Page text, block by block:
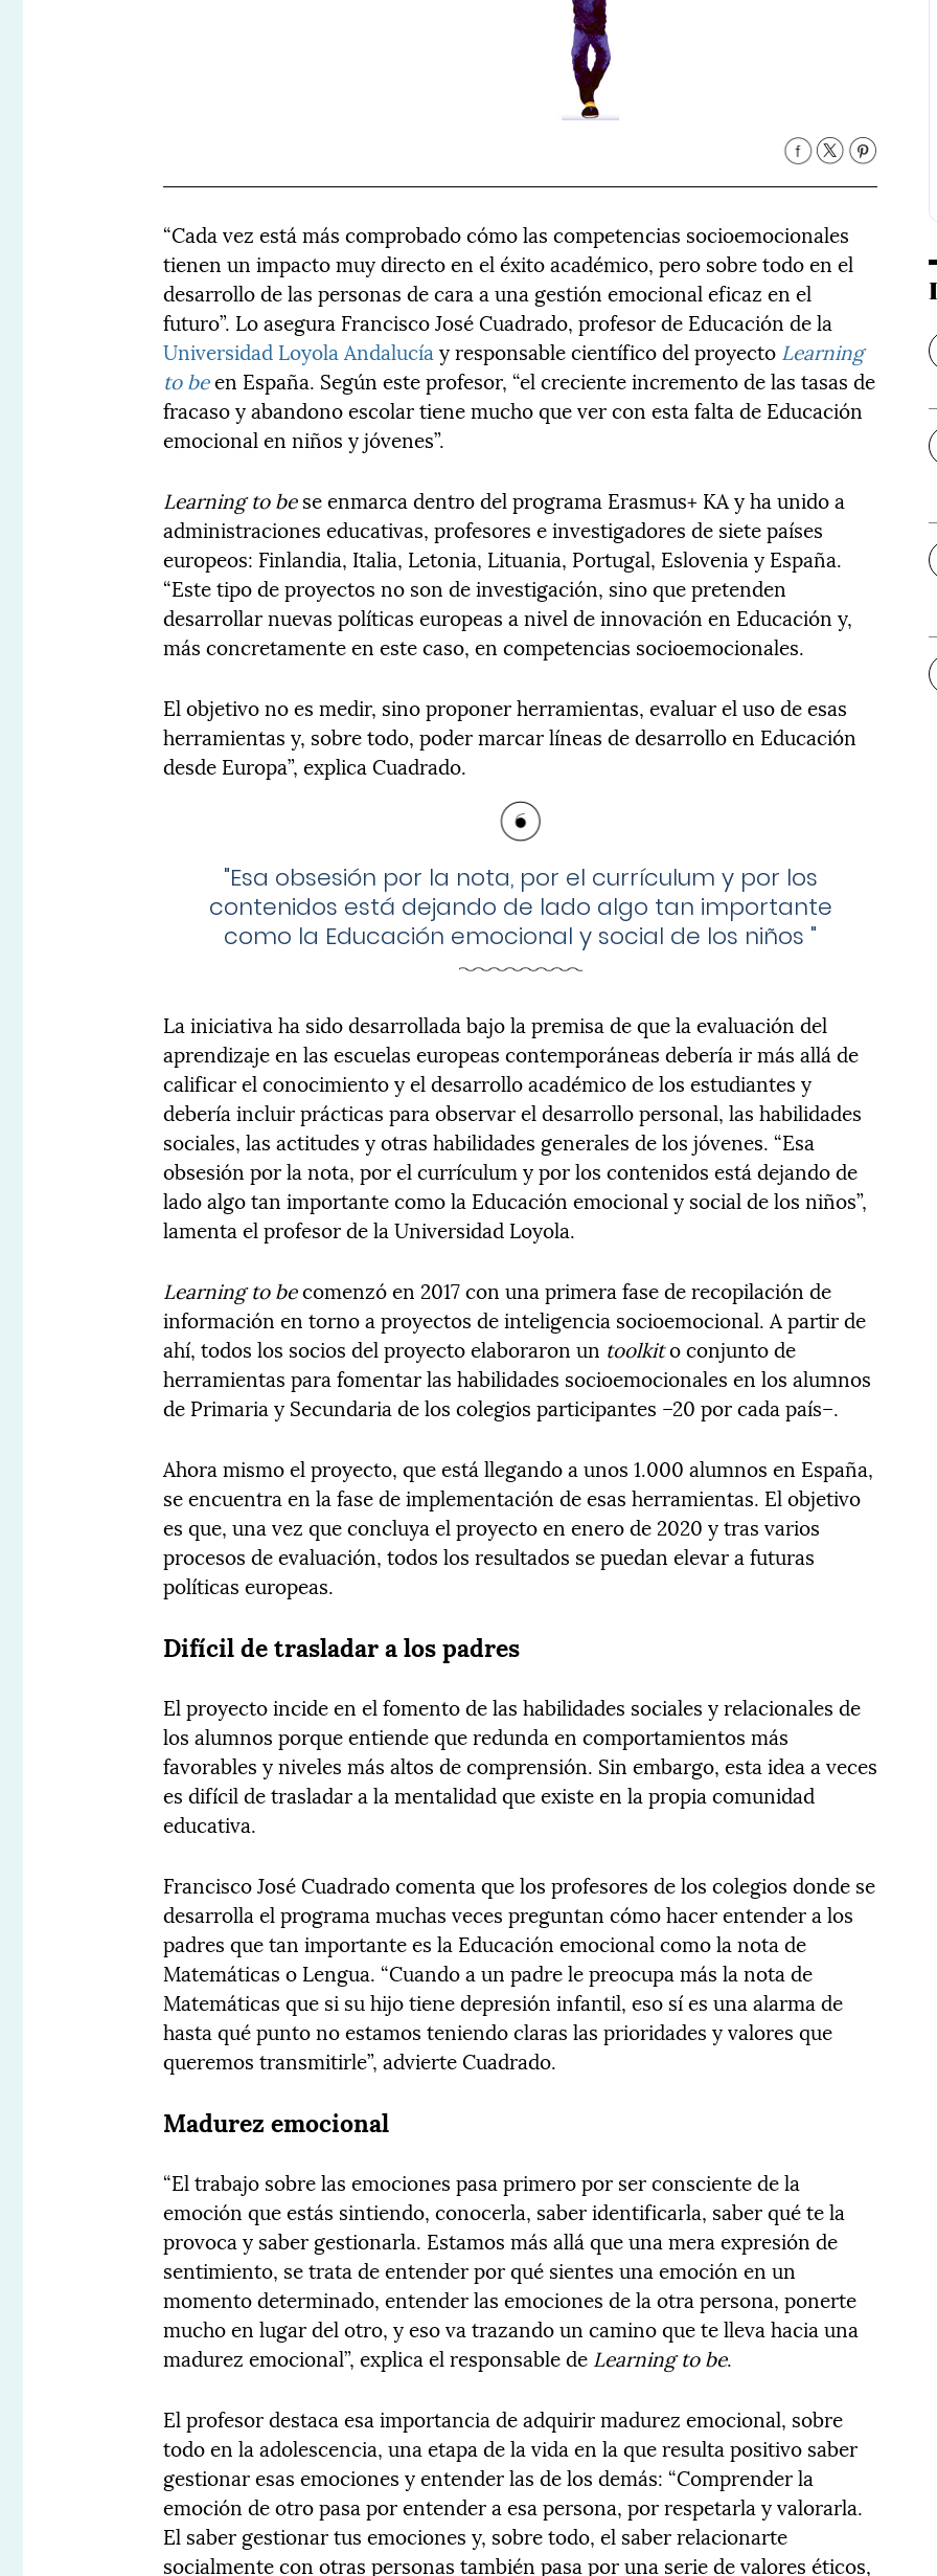
“Cada vez está más comprobado cómo las competencias socioemocionales
tienen un impacto muy directo en el éxito académico, pero sobre todo en el
desarrollo de las personas de cara a una gestión emocional eficaz en el
futuro”. Lo asegura Francisco José Cuadrado, profesor de Educación de la
Universidad Loyola Andalucíay responsable científico del proyecto Learning
to been España. Según este profesor, “el creciente incremento de las tasas de
fracaso y abandono escolar tiene mucho que ver con esta falta de Educación
emocional en niños y jóvenes”.
Learning to bese enmarca dentro del programa Erasmus+ KA y ha unido a
administraciones educativas, profesores e investigadores de siete países
europeos: Finlandia, Italia, Letonia, Lituania, Portugal, Eslovenia y España.
“Este tipo de proyectos no son de investigación, sino que pretenden
desarrollar nuevas políticas europeas a nivel de innovación en Educación y,
más concretamente en este caso, en competencias socioemocionales.
El objetivo no es medir, sino proponer herramientas, evaluar el uso de esas
herramientas y, sobre todo, poder marcar líneas de desarrollo en Educación
desde Europa”, explica Cuadrado.
"Esa obsesión por la nota, por el currículum y por los
contenidos está dejando de lado algo tan importante
como la Educación emocional y social de los niños "
La iniciativa ha sido desarrollada bajo la premisa de que la evaluación del
aprendizaje en las escuelas europeas contemporáneas debería ir más allá de
calificar el conocimiento y el desarrollo académico de los estudiantes y
debería incluir prácticas para observar el desarrollo personal, las habilidades
sociales, las actitudes y otras habilidades generales de los jóvenes. “Esa
obsesión por la nota, por el currículum y por los contenidos está dejando de
lado algo tan importante como la Educación emocional y social de los niños”,
lamenta el profesor de la Universidad Loyola.
Learning to becomenzó en 2017 con una primera fase de recopilación de
información en torno a proyectos de inteligencia socioemocional. A partir de
ahí, todos los socios del proyecto elaboraron un toolkito conjunto de
herramientas para fomentar las habilidades socioemocionales en los alumnos
de Primaria y Secundaria de los colegios participantes –20 por cada país–.
Ahora mismo el proyecto, que está llegando a unos 1.000 alumnos en España,
se encuentra en la fase de implementación de esas herramientas. El objetivo
es que, una vez que concluya el proyecto en enero de 2020 y tras varios
procesos de evaluación, todos los resultados se puedan elevar a futuras
políticas europeas.
Difícil de trasladar a los padres
El proyecto incide en el fomento de las habilidades sociales y relacionales de
los alumnos porque entiende que redunda en comportamientos más
favorables y niveles más altos de comprensión. Sin embargo, esta idea a veces
es difícil de trasladar a la mentalidad que existe en la propia comunidad
educativa.
Francisco José Cuadrado comenta que los profesores de los colegios donde se
desarrolla el programa muchas veces preguntan cómo hacer entender a los
padres que tan importante es la Educación emocional como la nota de
Matemáticas o Lengua. “Cuando a un padre le preocupa más la nota de
Matemáticas que si su hijo tiene depresión infantil, eso sí es una alarma de
hasta qué punto no estamos teniendo claras las prioridades y valores que
queremos transmitirle”, advierte Cuadrado.
Madurez emocional
“El trabajo sobre las emociones pasa primero por ser consciente de la
emoción que estás sintiendo, conocerla, saber identificarla, saber qué te la
provoca y saber gestionarla. Estamos más allá que una mera expresión de
sentimiento, se trata de entender por qué sientes una emoción en un
momento determinado, entender las emociones de la otra persona, ponerte
mucho en lugar del otro, y eso va trazando un camino que te lleva hacia una
madurez emocional”, explica el responsable de Learning to be.
El profesor destaca esa importancia de adquirir madurez emocional, sobre
todo en la adolescencia, una etapa de la vida en la que resulta positivo saber
gestionar esas emociones y entender las de los demás: “Comprender la
emoción de otro pasa por entender a esa persona, por respetarla y valorarla.
El saber gestionar tus emociones y, sobre todo, el saber relacionarte
socialmente con otras personas también pasa por una serie de valores éticos,